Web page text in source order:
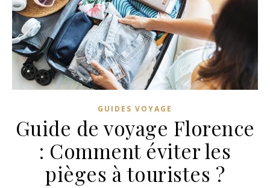
GUIDES VOYAGE
Guide de voyage Florence
: Comment éviter les
pièges à touristes ?